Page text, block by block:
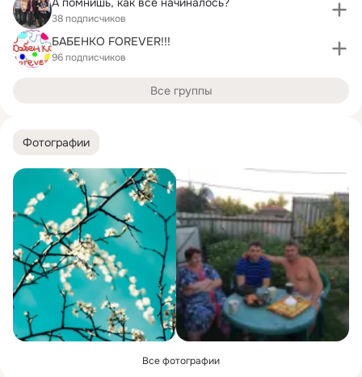
Фотографии
Все фотографии
38 подписчиков
БАБЕНКО FOREVER!!!
96 подписчиков
Все группы